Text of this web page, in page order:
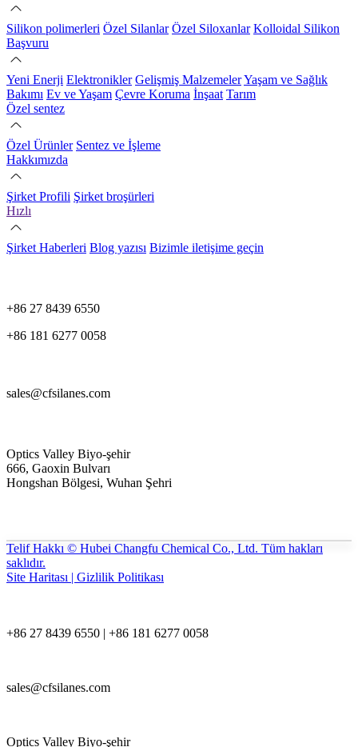
Silikon polimerleri Özel Silanlar Özel Siloxanlar Kolloidal Silikon
Başvuru
Yeni Enerji Elektronikler Gelişmiş MalzemelerYaşam ve Sağlık
Bakımı Ev ve Yaşam Çevre Koruma İnşaat Tarım
Özel sentez
Özel Ürünler Sentez ve İşleme
Hakkımızda
Şirket Profili Şirket broşürleri
Hızlı
Şirket Haberleri Blog yazısı Bizimle iletişime geçin
+86 27 8439 6550
+86 181 6277 0058
sales@cfsilanes.com
Optics Valley Biyo-şehir
666, Gaoxin Bulvarı
Hongshan Bölgesi, Wuhan Şehri
Telif Hakkı © Hubei Changfu Chemical Co., Ltd. Tüm hakları
saklıdır.
Site Haritası | Gizlilik Politikası
+86 27 8439 6550 | +86 181 6277 0058
sales@cfsilanes.com
Optics Valley Biyo-şehir